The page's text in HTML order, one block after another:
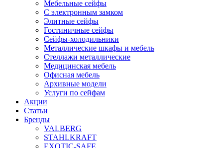
Мебельные сейфы
С электронным замком
Элитные сейфы
Гостиничные сейфы
Сейфы-холодильники
Металлические шкафы и мебель
Стеллажи металлические
Медицинская мебель
Офисная мебель
Архивные модели
Услуги по сейфам
Акции
Статьи
Бренды
VALBERG
STAHLKRAFT
EXOTIC-SAFE